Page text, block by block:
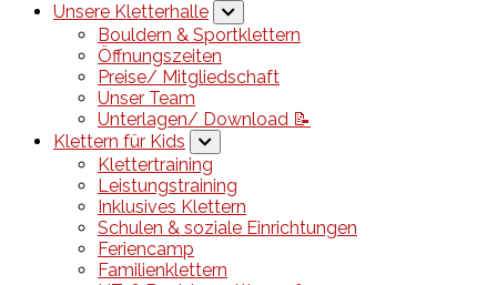
Unsere Kletterhalle
Bouldern & Sportklettern
Öffnungszeiten
Preise/ Mitgliedschaft
Unser Team
Unterlagen/ Download 📝
Klettern für Kids
Klettertraining
Leistungstraining
Inklusives Klettern
Schulen & soziale Einrichtungen
Feriencamp
Familienklettern